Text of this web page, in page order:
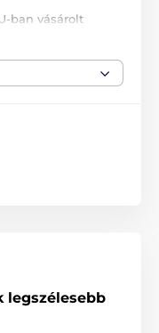
ban vásárolt
lesznek
működnek.
legszélesebb